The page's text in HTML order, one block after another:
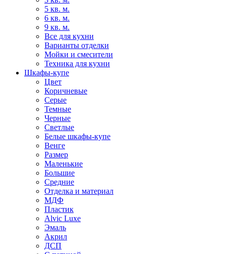
5 кв. м.
6 кв. м.
9 кв. м.
Все для кухни
Варианты отделки
Мойки и смесители
Техника для кухни
Шкафы-купе
Цвет
Коричневые
Серые
Темные
Черные
Светлые
Белые шкафы-купе
Венге
Размер
Маленькие
Большие
Средние
Отделка и материал
МДФ
Пластик
Alvic Luxe
Эмаль
Акрил
ДСП